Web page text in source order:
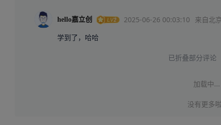
hello嘉立创 2025-06-26 00:03:10
来自北
学到了，哈哈
已折叠部分评论
加载中...
没有更多